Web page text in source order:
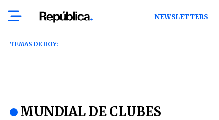
NEWSLETTERS
TEMAS DE HOY:
MUNDIAL DE CLUBES